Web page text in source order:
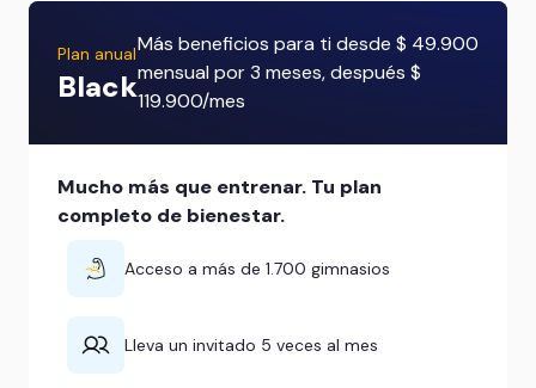
Plan anual
Black
Más beneficios para ti desde $ 49.900
mensual por 3 meses, después $
119.900/mes
Mucho más que entrenar. Tu plan
completo de bienestar.
Acceso a más de 1.700 gimnasios
Lleva un invitado 5 veces al mes